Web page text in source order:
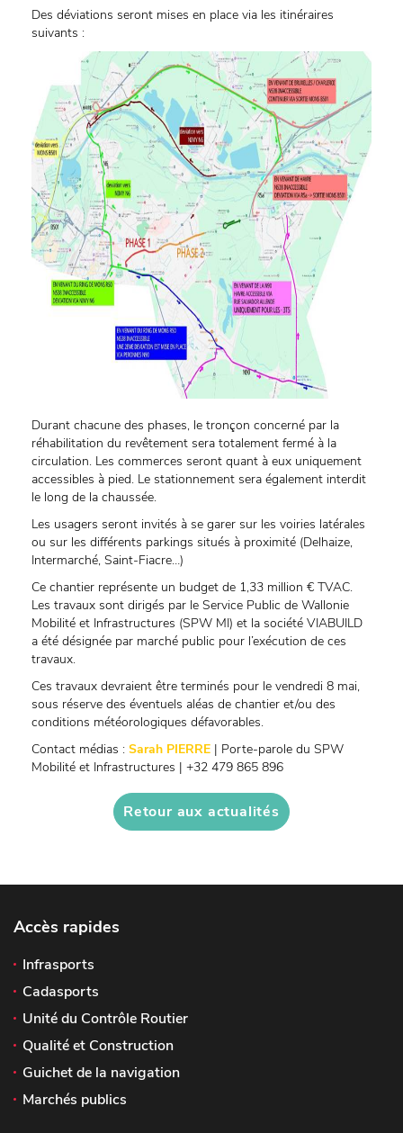
Des déviations seront mises en place via les itinéraires
suivants :
Durant chacune des phases, le tronçon concerné par la
réhabilitation du revêtement sera totalement fermé à la
circulation. Les commerces seront quant à eux uniquement
accessibles à pied. Le stationnement sera également interdit
le long de la chaussée.
Les usagers seront invités à se garer sur les voiries latérales
ou sur les différents parkings situés à proximité (Delhaize,
Intermarché, Saint-Fiacre…)
Ce chantier représente un budget de 1,33 million € TVAC.
Les travaux sont dirigés par le Service Public de Wallonie
Mobilité et Infrastructures (SPW MI) et la société VIABUILD
a été désignée par marché public pour l’exécution de ces
travaux.
Ces travaux devraient être terminés pour le vendredi 8 mai,
sous réserve des éventuels aléas de chantier et/ou des
conditions météorologiques défavorables.
Contact médias : Sarah PIERRE | Porte-parole du SPW
Mobilité et Infrastructures | +32 479 865 896
Retour aux actualités
Accès rapides
Infrasports
Cadasports
Unité du Contrôle Routier
Qualité et Construction
Guichet de la navigation
Marchés publics